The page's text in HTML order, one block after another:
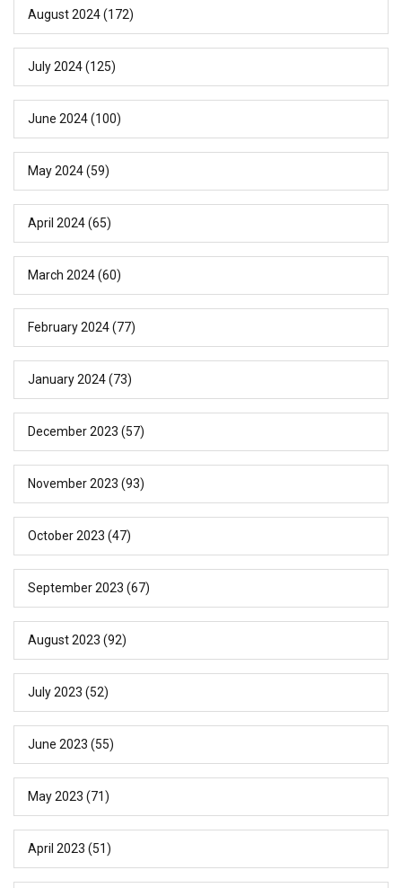
August 2024(172)
July 2024(125)
June 2024(100)
May 2024(59)
April 2024(65)
March 2024(60)
February 2024(77)
January 2024(73)
December 2023 (57)
November 2023 (93)
October 2023 (47)
September 2023 (67)
August 2023 (92)
July 2023 (52)
June 2023 (55)
May 2023 (71)
April 2023 (51)